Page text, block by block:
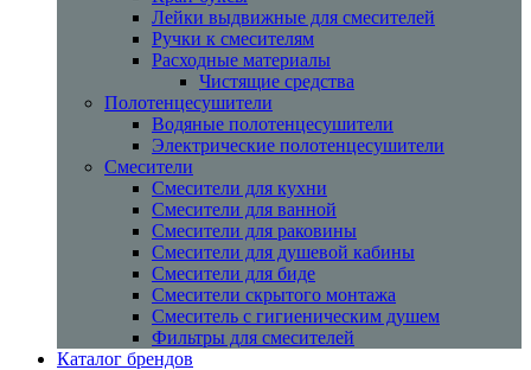
Лейки выдвижные для смесителей
Ручки к смесителям
Расходные материалы
Чистящие средства
Полотенцесушители
Водяные полотенцесушители
Электрические полотенцесушители
Смесители
Смесители для кухни
Смесители для ванной
Смесители для раковины
Смесители для душевой кабины
Смесители для биде
Смесители скрытого монтажа
Смеситель с гигиеническим душем
Фильтры для смесителей
Каталог брендов